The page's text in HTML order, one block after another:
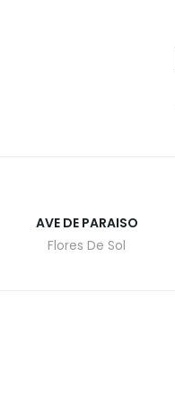
AVE DE PARAISO
Flores De Sol